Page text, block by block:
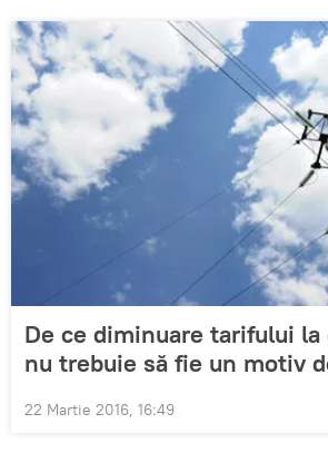
De ce diminuare tarifului
nu trebuie să fie un motiv
22 Martie 2016, 16:49